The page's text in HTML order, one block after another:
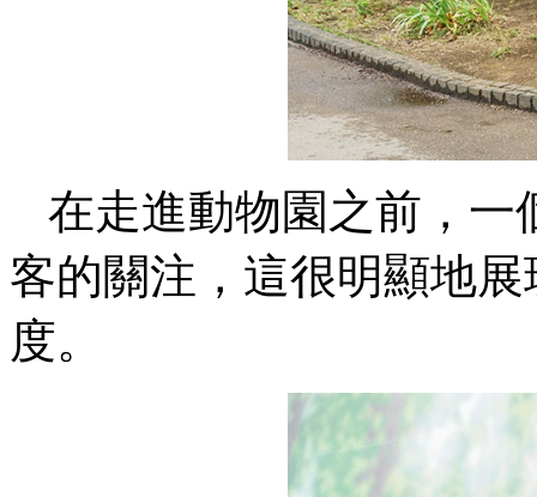
在走進動物園之前，一
客的關注，這很明顯地
度。